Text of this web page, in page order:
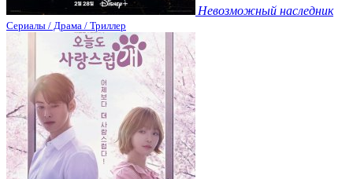
Невозможный наследник
Сериалы / Драма / Триллер